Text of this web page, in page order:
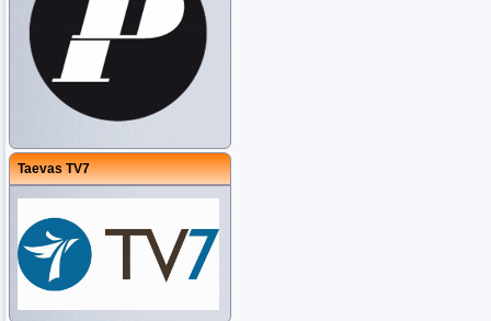
Taevas TV7